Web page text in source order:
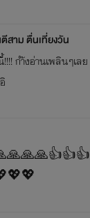
สาม ตื่นเที่ยงวัน
กำังอ่านเพลินๆเลย